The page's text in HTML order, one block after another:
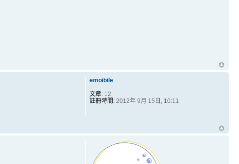
emoibile
文章:12
註冊時間:2012年 9月 15日, 10:11